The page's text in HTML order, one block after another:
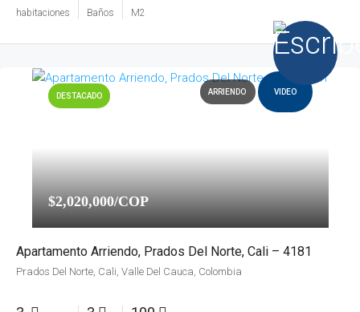
habitaciones Baños M2
DESTACADO ARRIENDO VIDEO
$2,020,000/COP
Apartamento Arriendo, Prados Del Norte, Cali – 4181
Prados Del Norte, Cali, Valle Del Cauca, Colombia